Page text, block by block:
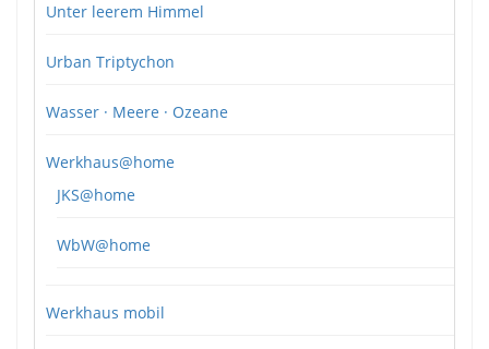
Unter leerem Himmel
Urban Triptychon
Wasser · Meere · Ozeane
Werkhaus@home
JKS@home
WbW@home
Werkhaus mobil